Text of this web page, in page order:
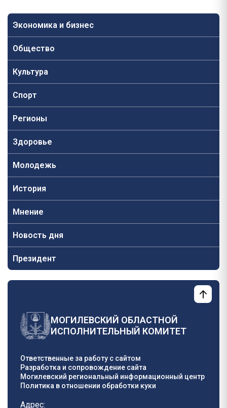
Экономика и бизнес
Общество
Культура
Спорт
Регионы
Здоровье
Молодежь
История
Мнение
Новость дня
Президент
МОГИЛЕВСКИЙ ОБЛАСТНОЙ
ИСПОЛНИТЕЛЬНЫЙ КОМИТЕТ
Ответственные за работу с сайтом
Разработка и сопровождение сайта
Могилевский региональный информационный центр
Политика в отношении обработки куки
Адрес: